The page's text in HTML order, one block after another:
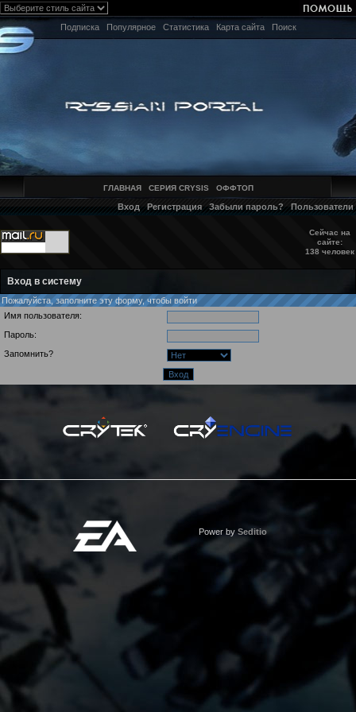
Подписка Популярное Статистика Карта сайта Поиск
ГЛАВНАЯ СЕРИЯ CRYSIS ОФФТОП
Вход Регистрация Забыли пароль? Пользователи
Сейчас на
сайте:
138 человек
Вход в систему
Пожалуйста, заполните эту форму, чтобы войти
Имя пользователя:
Пароль:
Запомнить?
Power by Seditio